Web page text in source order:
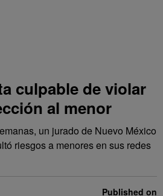
culpable de violar
al menor
un jurado de Nuevo México
riesgos a menores en sus redes
Published on